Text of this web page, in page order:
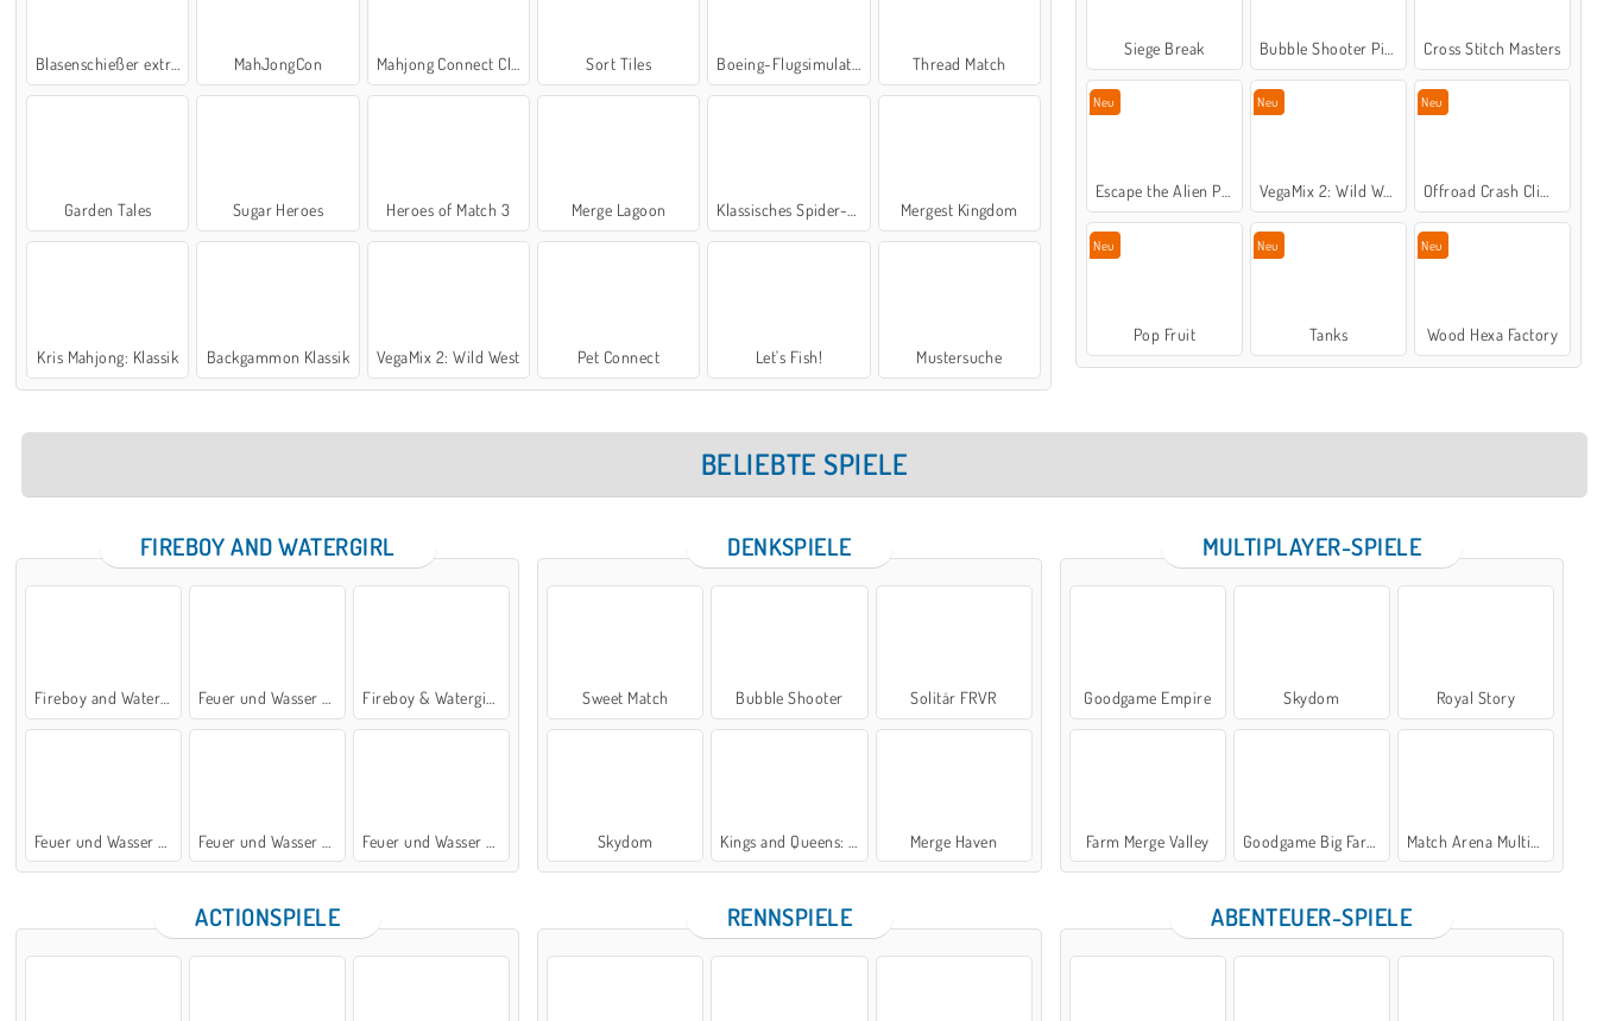
MahJongCon Sort Tiles Thread Match
Garden Tales Sugar Heroes Heroes of Match 3 Merge Lagoon Klassisches Spider-Solitär Mergest Kingdom
Kris Mahjong: Klassik Backgammon Klassik VegaMix 2: Wild West Pet Connect Let's Fish! Mustersuche
Siege Break Cross Stitch Masters
Neu Neu
VegaMix 2: Wild West
Neu
Neu
Pop Fruit
Neu
Tanks
Neu
Wood Hexa Factory
BELIEBTE SPIELE
FIREBOY AND WATERGIRL DENKSPIELE
Sweet Match Bubble Shooter Solitär FRVR
Skydom Merge Haven
MULTIPLAYER-SPIELE
Goodgame Empire Skydom Royal Story
Farm Merge Valley
ACTIONSPIELE RENNSPIELE ABENTEUER-SPIELE